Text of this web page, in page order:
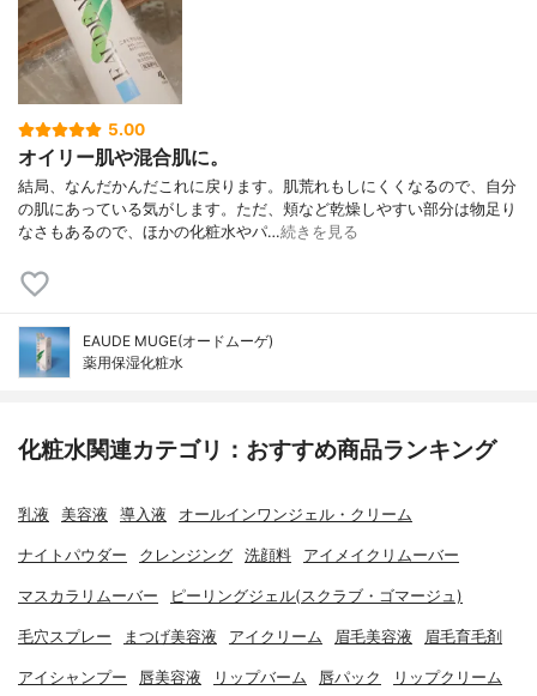
5.00
オイリー肌や混合肌に。
結局、なんだかんだこれに戻ります。肌荒れもしにくくなるので、自分
の肌にあっている気がします。ただ、頬など乾燥しやすい部分は物足り
なさもあるので、ほかの化粧水やパ…続きを見る
EAUDE MUGE(オードムーゲ)
薬用保湿化粧水
化粧水関連カテゴリ：おすすめ商品ランキング
乳液 美容液 導入液 オールインワンジェル・クリーム
ナイトパウダー クレンジング 洗顔料 アイメイクリムーバー
マスカラリムーバー ピーリングジェル(スクラブ・ゴマージュ)
毛穴スプレー まつげ美容液 アイクリーム 眉毛美容液 眉毛育毛剤
アイシャンプー 唇美容液 リップバーム 唇パック リップクリーム